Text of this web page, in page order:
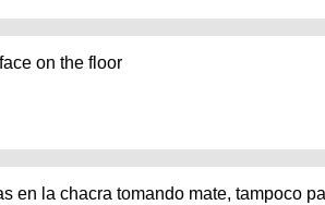
on the floor
en la chacra tomando mate, tampoco